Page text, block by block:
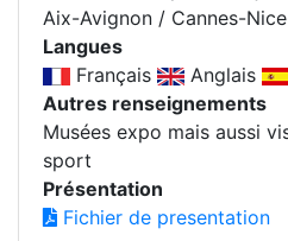
Aix-Avignon / Cannes-
Langues
Français
Anglais
Autres renseignements
Musées expo mais aussi
sport
Présentation
Fichier de presentation